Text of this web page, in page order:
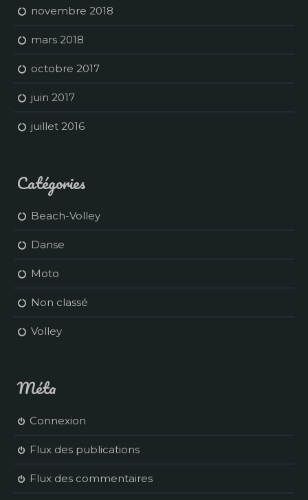
novembre 2018
mars 2018
octobre 2017
juin 2017
juillet 2016
Catégories
Beach-Volley
Danse
Moto
Non classé
Volley
Méta
Connexion
Flux des publications
Flux des commentaires